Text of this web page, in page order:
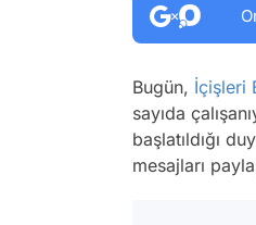
Bugün, İçişleri
sayıda
başlatıldığı
mesajları